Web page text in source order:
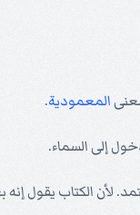
المعمودية.
إلى السماء.
لأن الكتاب يقول